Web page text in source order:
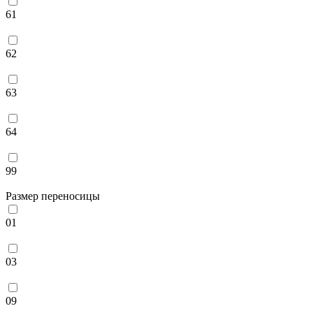
61
62
63
64
99
Размер переносицы
01
03
09